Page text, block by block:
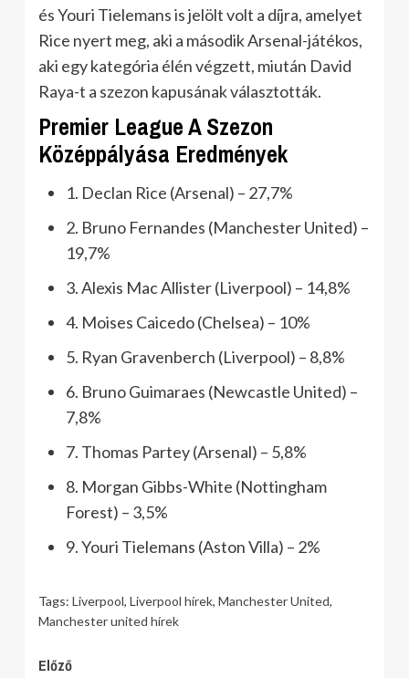
és Youri Tielemans is jelölt volt a díjra, amelyet
Rice nyert meg, aki a második Arsenal-játékos,
aki egy kategória élén végzett, miután David
Raya-t a szezon kapusának választották.
Premier League A Szezon
Középpályása Eredmények
1. Declan Rice (Arsenal) – 27,7%
2. Bruno Fernandes (Manchester United) –
19,7%
3. Alexis Mac Allister (Liverpool) – 14,8%
4. Moises Caicedo (Chelsea) – 10%
5. Ryan Gravenberch (Liverpool) – 8,8%
6. Bruno Guimaraes (Newcastle United) –
7,8%
7. Thomas Partey (Arsenal) – 5,8%
8. Morgan Gibbs-White (Nottingham
Forest) – 3,5%
9. Youri Tielemans (Aston Villa) – 2%
Tags: Liverpool, Liverpool hírek, Manchester United,
Manchester united hírek
Continue
Előző